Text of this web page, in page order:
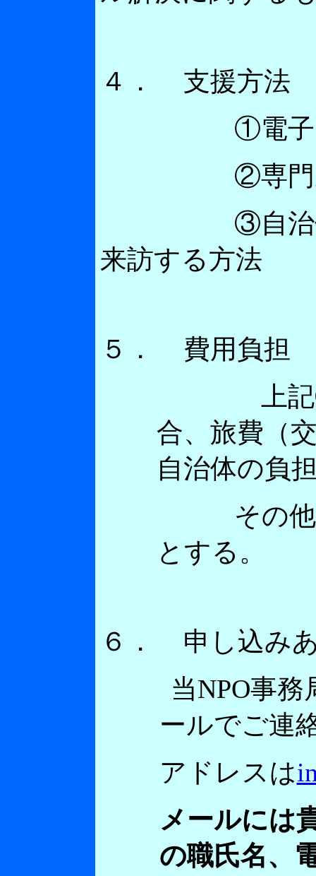
４．
支援方法
①電子メー
②専門家を
③自治体の
来訪する方法
５．
費用負担
上記②の専
合、旅費（
自治体の負
その他①及
とする。
６．
申し込み
当NPO事
ールでご連
アドレスは
メールには
の職氏名、